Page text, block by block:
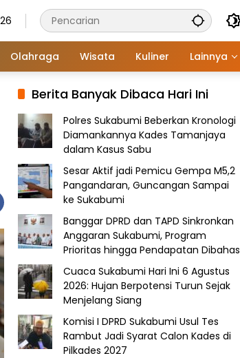
Olahraga Wisata Kuliner Lainnya
Berita Banyak Dibaca Hari Ini
Polres Sukabumi Beberkan Kronologi
Diamankannya Kades Tamanjaya
dalam Kasus Sabu
Sesar Aktif jadi Pemicu Gempa M5,2
Pangandaran, Guncangan Sampai
ke Sukabumi
Banggar DPRD dan TAPD Sinkronkan
Anggaran Sukabumi, Program
Prioritas hingga Pendapatan Dibahas
Cuaca Sukabumi Hari Ini 6 Agustus
2026: Hujan Berpotensi Turun Sejak
Menjelang Siang
Komisi I DPRD Sukabumi Usul Tes
Rambut Jadi Syarat Calon Kades di
Pilkades 2027